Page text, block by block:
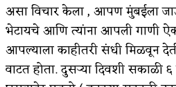
असा विचार केला , आपण मुंबईला
भेटायचे आणि त्यांना आपली गाणी
आपल्याला काहीतरी संधी मिळवून
वाटत होता. दुसऱ्या दिवशी सकाळी